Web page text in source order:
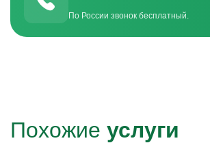
По России звонок бесплатный.
Похожие услуги